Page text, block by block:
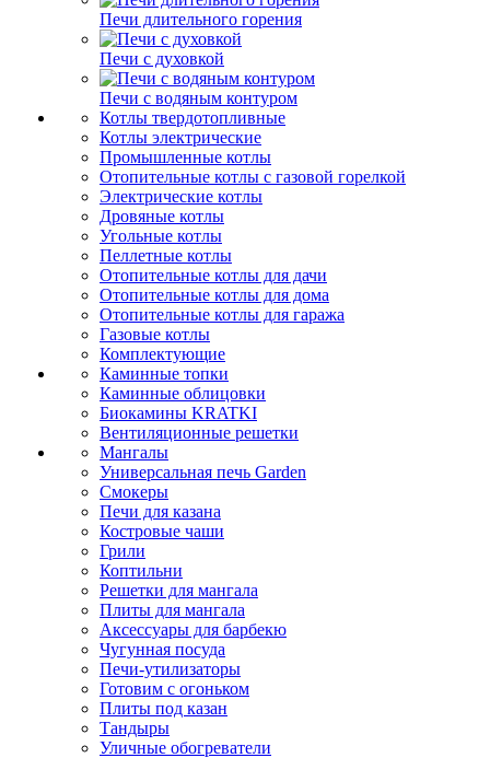
Печи длительного горения
Печи с духовкой
Печи с водяным контуром
Котлы твердотопливные
Котлы электрические
Промышленные котлы
Отопительные котлы с газовой горелкой
Электрические котлы
Дровяные котлы
Угольные котлы
Пеллетные котлы
Отопительные котлы для дачи
Отопительные котлы для дома
Отопительные котлы для гаража
Газовые котлы
Комплектующие
Каминные топки
Каминные облицовки
Биокамины KRATKI
Вентиляционные решетки
Мангалы
Универсальная печь Garden
Смокеры
Печи для казана
Костровые чаши
Грили
Коптильни
Решетки для мангала
Плиты для мангала
Аксессуары для барбекю
Чугунная посуда
Печи-утилизаторы
Готовим с огоньком
Плиты под казан
Тандыры
Уличные обогреватели